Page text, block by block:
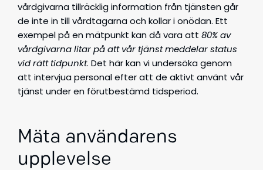
vårdgivarna tillräcklig information från tjänsten går
de inte in till vårdtagarna och kollar i onödan. Ett
exempel på en mätpunkt kan då vara att 80% av
vårdgivarna litar på att vår tjänst meddelar status
vid rätt tidpunkt. Det här kan vi undersöka genom
att intervjua personal efter att de aktivt använt vår
tjänst under en förutbestämd tidsperiod.
Mäta användarens
upplevelse